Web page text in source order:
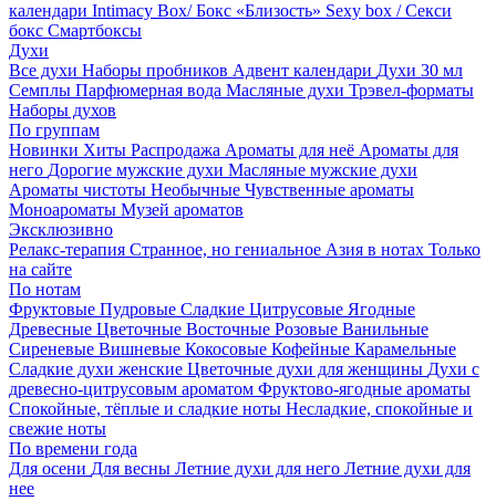
календари Intimacy Box/ Бокс «Близость» Sexy box / Секси
бокс Смартбоксы
Духи
Все духи Наборы пробников Адвент календари Духи 30 мл
Семплы Парфюмерная вода Масляные духи Трэвел-форматы
Наборы духов
По группам
Новинки Хиты Распродажа Ароматы для неё Ароматы для
него Дорогие мужские духи Масляные мужские духи
Ароматы чистоты Необычные Чувственные ароматы
Моноароматы Музей ароматов
Эксклюзивно
Релакс-терапия Странное, но гениальное Азия в нотах Только
на сайте
По нотам
Фруктовые Пудровые Сладкие Цитрусовые Ягодные
Древесные Цветочные Восточные Розовые Ванильные
Сиреневые Вишневые Кокосовые Кофейные Карамельные
Сладкие духи женские Цветочные духи для женщины Духи с
древесно-цитрусовым ароматом Фруктово-ягодные ароматы
Спокойные, тёплые и сладкие ноты Несладкие, спокойные и
свежие ноты
По времени года
Для осени Для весны Летние духи для него Летние духи для
нее